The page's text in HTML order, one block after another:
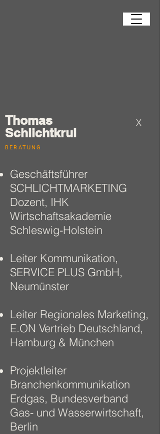
Thomas
Schlichtkrul
X
BERATUNG
Geschäftsführer
SCHLICHTMARKETING
Dozent, IHK
Wirtschaftsakademie
Schleswig-Holstein
Leiter Kommunikation,
SERVICE PLUS GmbH,
Neumünster
Leiter Regionales Marketing,
E.ON Vertrieb Deutschland,
Hamburg & München
Projektleiter
Branchenkommunikation
Erdgas, Bundesverband
Gas- und Wasserwirtschaft,
Berlin